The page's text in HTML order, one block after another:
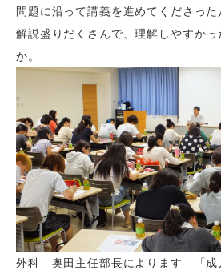
問題に沿って講義を進めてくださった
解説盛りだくさんで、理解しやすかっ
か。
外科 奥田主任部長によります 「成